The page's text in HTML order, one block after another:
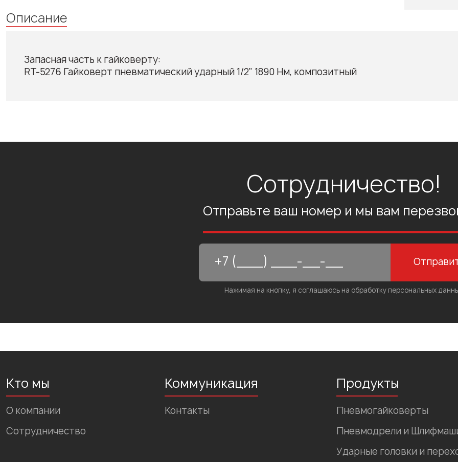
Описание
Запасная часть к гайковерту:
RT-5276 Гайковерт пневматический ударный 1/2" 1890 Нм, композитный
Сотрудничество!
Отправьте ваш номер и мы вам
Нажимая на кнопку, я соглашаюсь на обработку персональных
Кто мы
О компании
Сотрудничество
Коммуникация
Контакты
Продукты
Пневмогайковерты
Пневмодрели и
Ударные головки и